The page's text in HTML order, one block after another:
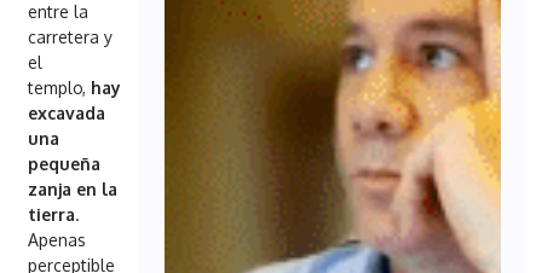
entre la
carretera y
el
templo, hay
excavada
una
pequeña
zanja en la
tierra.
Apenas
perceptible